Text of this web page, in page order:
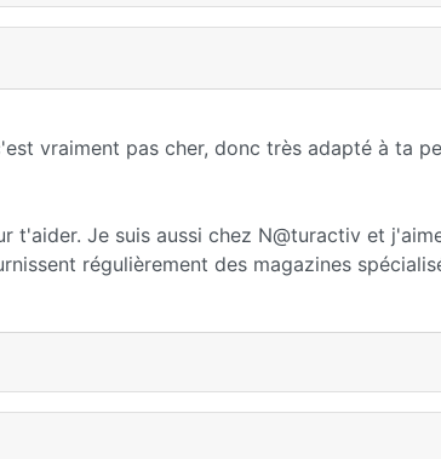
vraiment pas cher, donc très adapté à ta
t'aider. Je suis aussi chez N@turactiv et
régulièrement des magazines